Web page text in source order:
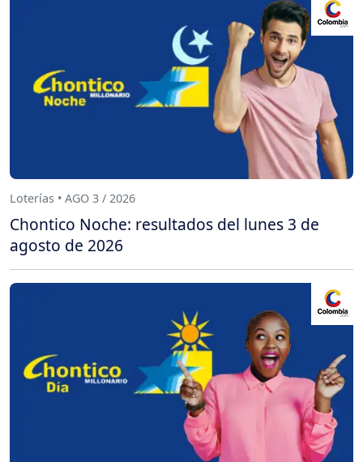
Loterías • AGO 3 / 2026
Chontico Noche: resultados del lunes 3 de
agosto de 2026